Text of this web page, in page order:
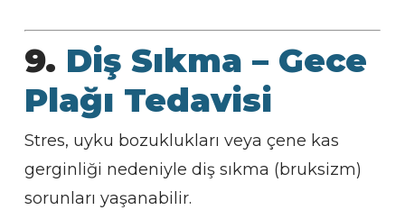
9. Diş Sıkma – Gece
Plağı Tedavisi
Stres, uyku bozuklukları veya çene kas
gerginliği nedeniyle diş sıkma (bruksizm)
sorunları yaşanabilir.